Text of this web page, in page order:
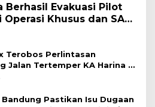
Berhasil Evakuasi Pilot
Operasi Khusus dan SAR
Terobos Perlintasan
Jalan Tertemper KA Harina di
Poncol-Jrakah Semarang
Pastikan Isu Dugaan